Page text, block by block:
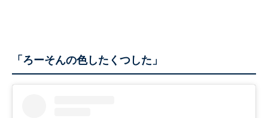
「ろーそんの色したくつした」